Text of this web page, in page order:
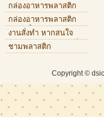
กล่องอาหารพลาสติก
กล่องอาหารพลาสติก
แบบแข็ง
งานสั่งทำ หากสนใจ
กรุณาติดต่อเจ้าหน้าที่
ชามพลาสติก
Copyright ©